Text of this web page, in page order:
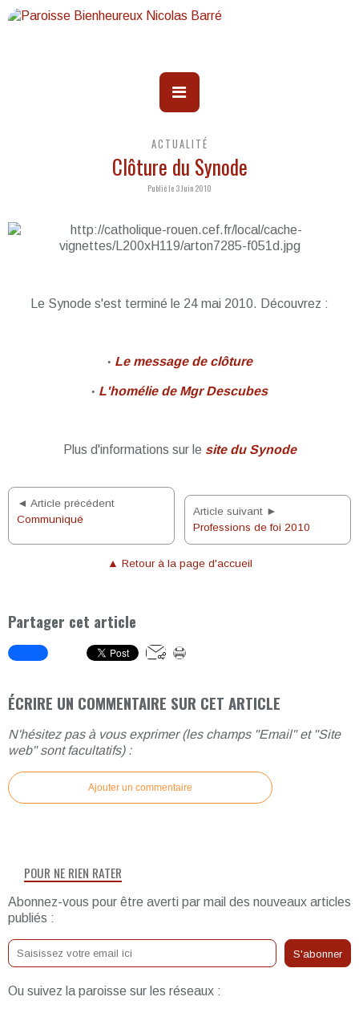
ACTUALITÉ
Clôture du Synode
Publié le 3 Juin 2010
Le Synode s'est terminé le 24 mai 2010. Découvrez :
• Le message de clôture
• L'homélie de Mgr Descubes
Plus d'informations sur le site du Synode
◄ Article précédent
Communiqué
Article suivant ►
Professions de foi 2010
▲ Retour à la page d'accueil
Partager cet article
ÉCRIRE UN COMMENTAIRE SUR CET ARTICLE
N'hésitez pas à vous exprimer (les champs "Email" et "Site
web" sont facultatifs) :
Ajouter un commentaire
POUR NE RIEN RATER
Abonnez-vous pour être averti par mail des nouveaux articles
publiés :
Ou suivez la paroisse sur les réseaux :